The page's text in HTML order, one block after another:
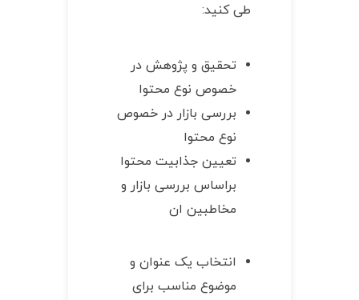
طی کنید:
تحقیق و پژوهش در
خصوص نوع محتوا
بررسی بازار در خصوص
نوع محتوا
تعیین جذابیت محتوا
براساس بررسی بازار و
مخاطبین ان
انتخاب یک عنوان و
موضوع مناسب برای